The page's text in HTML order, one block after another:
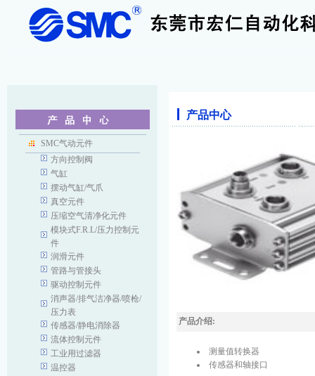
SMC气动元件
方向控制阀
气缸
摆动气缸/气爪
真空元件
压缩空气清净化元件
模块式F.R.L/压力控制元
件
润滑元件
管路与管接头
驱动控制元件
消声器/排气洁净器/喷枪/
压力表
传感器/静电消除器
流体控制元件
工业用过滤器
温控器
产品中心
产品介绍:
测量值转换器
传感器和轴接口